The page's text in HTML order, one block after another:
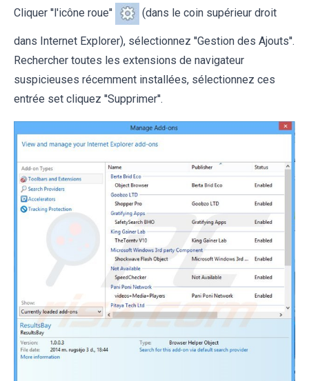
Cliquer ''l'icône roue'' (dans le coin supérieur droit
dans Internet Explorer), sélectionnez ''Gestion des Ajouts''.
Rechercher toutes les extensions de navigateur
suspicieuses récemment installées, sélectionnez ces
entrée set cliquez ''Supprimer''.